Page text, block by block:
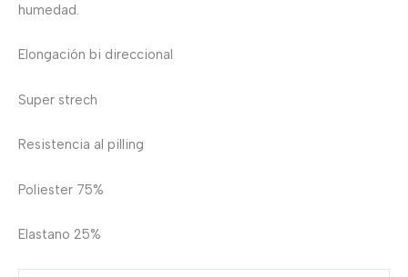
humedad.
Elongación bi direccional
Super strech
Resistencia al pilling
Poliester 75%
Elastano 25%